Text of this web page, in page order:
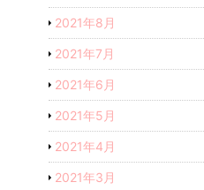
2021年8月
2021年7月
2021年6月
2021年5月
2021年4月
2021年3月